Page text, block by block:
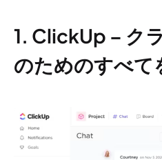
1. ClickUp – ク
のためのすべて